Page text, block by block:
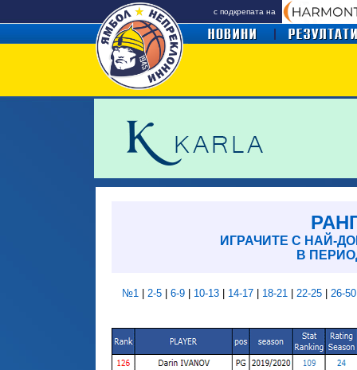
с подкрепата на
ИГРАЧИТЕ С НАЙ-
В
№1 2-5| 6-9| 10-13| 14-17| 18-21| 22-25| 26-50